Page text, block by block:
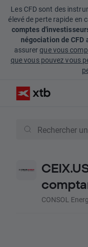
Les CFD sont des
élevé de perte rapide en
comptes
négociation de CFD
assurerque vous
que vous pouvez vous
CONSOL